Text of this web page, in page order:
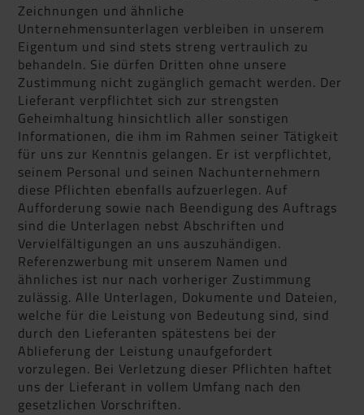
Zeichnungen und ähnliche
Unternehmensunterlagen verbleiben in unserem
Eigentum und sind stets streng vertraulich zu
behandeln. Sie dürfen Dritten ohne unsere
Zustimmung nicht zugänglich gemacht werden. Der
Lieferant verpflichtet sich zur strengsten
Geheimhaltung hinsichtlich aller sonstigen
Informationen, die ihm im Rahmen seiner Tätigkeit
für uns zur Kenntnis gelangen. Er ist verpflichtet,
seinem Personal und seinen Nachunternehmern
diese Pflichten ebenfalls aufzuerlegen. Auf
Aufforderung sowie nach Beendigung des Auftrags
sind die Unterlagen nebst Abschriften und
Vervielfältigungen an uns auszuhändigen.
Referenzwerbung mit unserem Namen und
ähnliches ist nur nach vorheriger Zustimmung
zulässig. Alle Unterlagen, Dokumente und Dateien,
welche für die Leistung von Bedeutung sind, sind
durch den Lieferanten spätestens bei der
Ablieferung der Leistung unaufgefordert
vorzulegen. Bei Verletzung dieser Pflichten haftet
uns der Lieferant in vollem Umfang nach den
gesetzlichen Vorschriften.